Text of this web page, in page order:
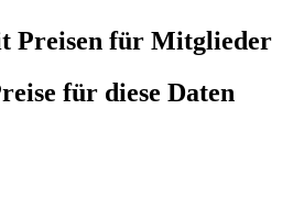
Preisen für Mitglieder
für diese Daten